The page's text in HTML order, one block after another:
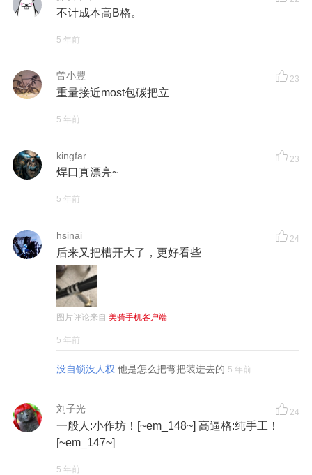
不计成本高B格。
5 年前
曽小豐 23
重量接近most包碳把立
5 年前
kingfar 23
焊口真漂亮~
5 年前
hsinai 24
后来又把槽开大了，更好看些
图片评论来自 美骑手机客户端
5 年前
没自锁没人权 他是怎么把弯把装进去的 5 年前
刘子光 24
一般人:小作坊！[~em_148~] 高逼格:纯手工！
[~em_147~]
5 年前